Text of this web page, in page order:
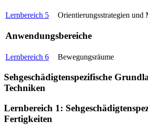
Lernbereich 5 Orientierungsstrategien und
Anwendungsbereiche
Lernbereich 6 Bewegungsräume
Sehgeschädigtenspezifische
Techniken
Lernbereich 1:
Fertigkeiten